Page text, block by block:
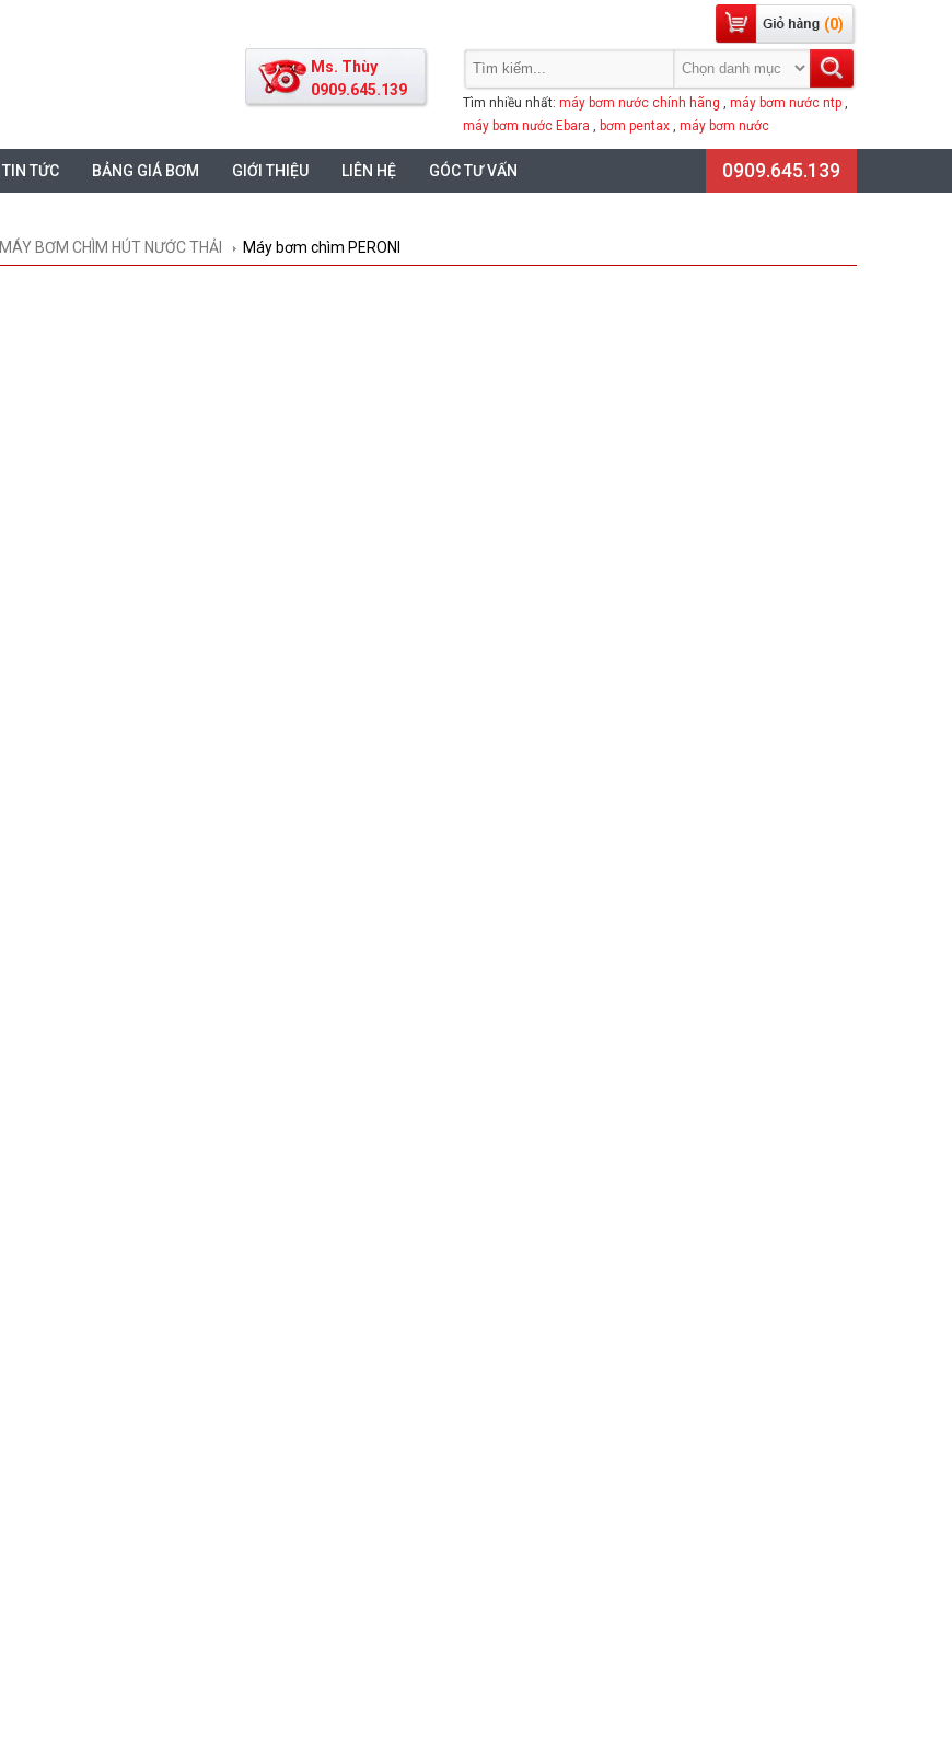
(0)
Tìm nhiều nhất: máy bơm nước chính hãng , máy bơm nước ntp ,
máy bơm nước Ebara , bơm pentax , máy bơm nước
Ms. Thùy
0909.645.139
TIN TỨC BẢNG GIÁ BƠM GIỚI THIỆU LIÊN HỆ GÓC TƯ VẤN 0909.645.139
MÁY BƠM CHÌM HÚT NƯỚC THẢI Máy bơm chìm PERONI